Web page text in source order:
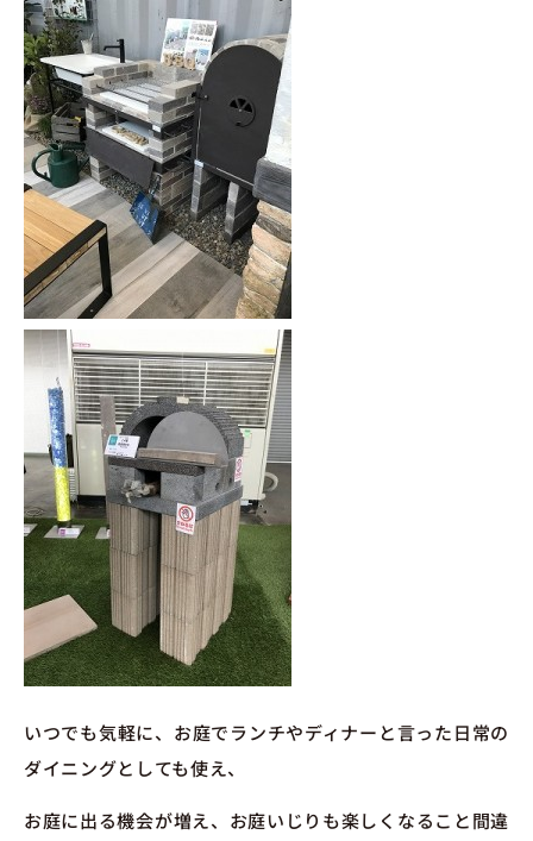
いつでも気軽に、お庭でランチやディナーと言った日常の
ダイニングとしても使え、
お庭に出る機会が増え、お庭いじりも楽しくなること間違